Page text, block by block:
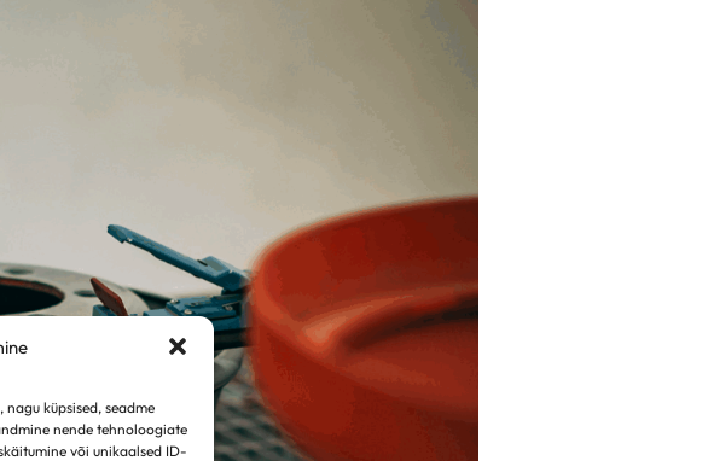
küpsised, seadme
nende tehnoloogiate
või unikaalsed ID-